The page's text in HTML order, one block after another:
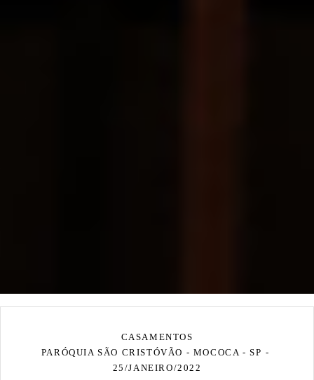
CASAMENTOS
PARÓQUIA SÃO CRISTÓVÃO - MOCOCA - SP
25/JANEIRO/2022